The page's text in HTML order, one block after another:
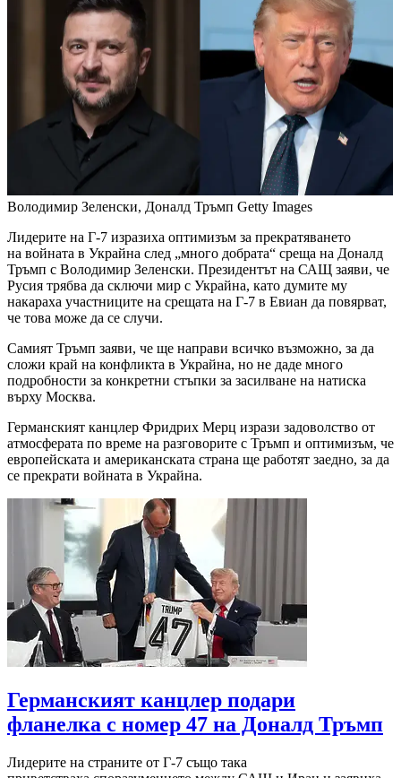
Володимир Зеленски, Доналд Тръмп Getty Images
Лидерите на Г-7 изразиха оптимизъм за прекратяването
на войната в Украйна след „много добрата“ среща на Доналд
Тръмп с Володимир Зеленски. Президентът на САЩ заяви, че
Русия трябва да сключи мир с Украйна, като думите му
накараха участниците на срещата на Г-7 в Евиан да повярват,
че това може да се случи.
Самият Тръмп заяви, че ще направи всичко възможно, за да
сложи край на конфликта в Украйна, но не даде много
подробности за конкретни стъпки за засилване на натиска
върху Москва.
Германският канцлер Фридрих Мерц изрази задоволство от
атмосферата по време на разговорите с Тръмп и оптимизъм, че
европейската и американската страна ще работят заедно, за да
се прекрати войната в Украйна.
Германският канцлер подари
фланелка с номер 47 на Доналд Тръмп
Лидерите на страните от Г-7 също така